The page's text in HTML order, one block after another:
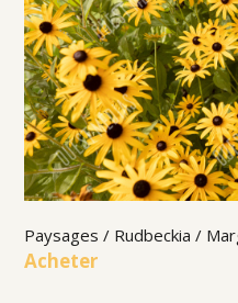
Paysages / Rudbeckia /
Acheter